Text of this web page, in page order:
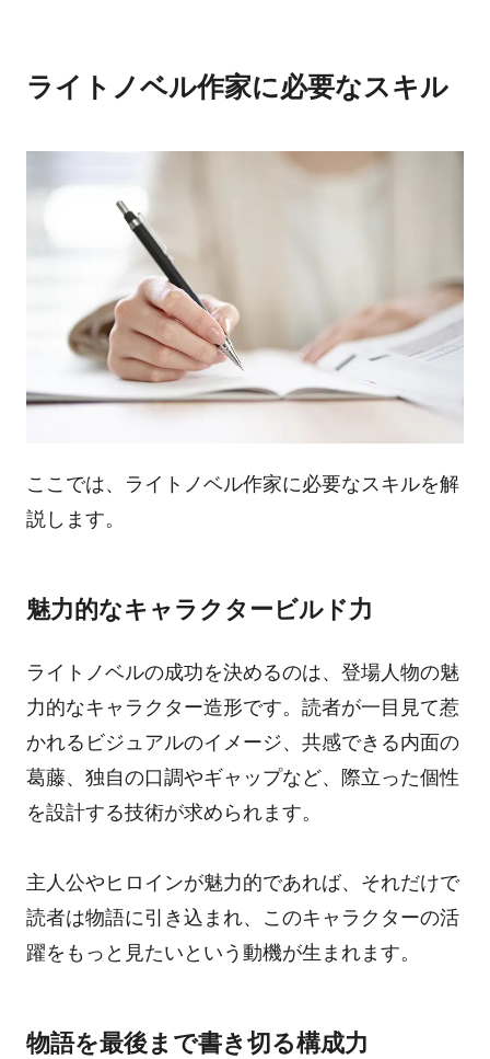
ライトノベル作家に必要なスキル
ここでは、ライトノベル作家に必要なスキルを解
説します。
魅力的なキャラクタービルド力
ライトノベルの成功を決めるのは、登場人物の魅
力的なキャラクター造形です。読者が一目見て惹
かれるビジュアルのイメージ、共感できる内面の
葛藤、独自の口調やギャップなど、際立った個性
を設計する技術が求められます。
主人公やヒロインが魅力的であれば、それだけで
読者は物語に引き込まれ、このキャラクターの活
躍をもっと見たいという動機が生まれます。
物語を最後まで書き切る構成力